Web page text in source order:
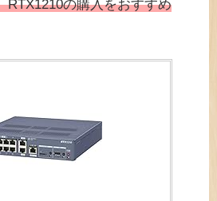
RTX1210の購入をおすすめ